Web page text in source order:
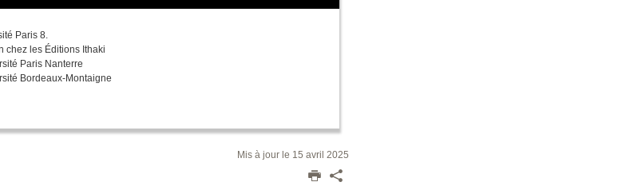
Paris 8.
chez les Éditions Ithaki
Paris Nanterre
Bordeaux-Montaigne
Mis à jour le 15 avril 2025